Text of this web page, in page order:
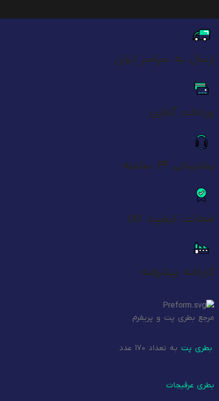
ارسال به سراسر ایران
پرداخت آنلاین
پشتیبانی 24 ساعته
ضمانت کیفیت کالا
کارخانه پیشرفته
مرجع بطری پت و پریفرم
بطری پت به تعداد 170 عدد
بطری عرقیجات